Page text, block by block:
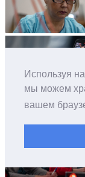
Используя
мы можем
вашем